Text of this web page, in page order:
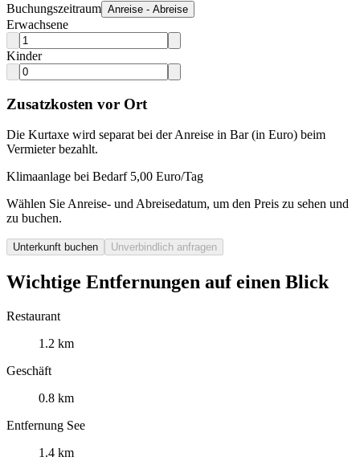
Buchungszeitraum Anreise - Abreise
Erwachsene
Kinder
Zusatzkosten vor Ort
Die Kurtaxe wird separat bei der Anreise in Bar (in Euro) beim
Vermieter bezahlt.
Klimaanlage bei Bedarf 5,00 Euro/Tag
Wählen Sie Anreise- und Abreisedatum, um den Preis zu sehen und
zu buchen.
Unterkunft buchen Unverbindlich anfragen
Wichtige Entfernungen auf einen Blick
Restaurant
1.2 km
Geschäft
0.8 km
Entfernung See
1.4 km